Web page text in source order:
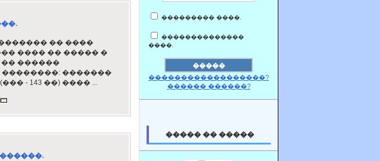
�� ����
���� �� ����� �
������
��������: �������
- 143 ��) ���� ...
��������� ����.
��������������
����.
������������������?
������ ������?
����� �� �����